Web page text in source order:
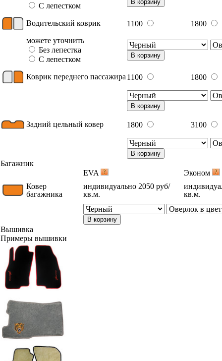
С лепестком
В корзину
Водительский коврик 1100
1800
можете уточнить
Без лепестка
С лепестком
В корзину
Коврик переднего пассажира 1100 1800
В корзину
Задний цельный ковер 1800 3100
В корзину
Багажник
EVA
Эконом
Ковер
багажника
индивидуально 2050 руб/
кв.м.
кв.м.
В корзину
Вышивка
Примеры вышивки